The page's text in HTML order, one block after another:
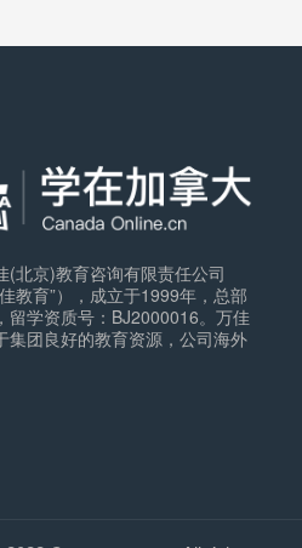
(北京)教育咨询有限责任公司
佳教育”），成立于1999年，总部
留学资质号：BJ2000016。万佳
集团良好的教育资源，公司海外